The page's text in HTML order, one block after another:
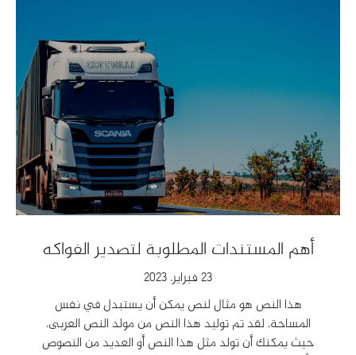
أهم المستندات المطلوبة لتصدير الفواكه
23 فبراير، 2023
هذا النص هو مثال لنص يمكن أن يستبدل في نفس
المساحة، لقد تم توليد هذا النص من مولد النص العربى،
حيث يمكنك أن تولد مثل هذا النص أو العديد من النصوص